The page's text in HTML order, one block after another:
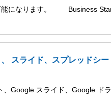
能になります。 Business
ライド、スプレッドシー
Google スライド、Google ド